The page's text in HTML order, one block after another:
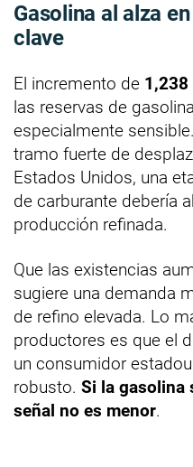
Gasolina al alza
clave
El incremento de
las reservas de
especialmente
tramo fuerte de
Estados Unidos, una
de carburante debería
producción refinada.
Que las existencias
sugiere una demanda
de refino elevada. Lo
productores es que el
un consumidor
robusto. Si la gasolina
señal no es menor.